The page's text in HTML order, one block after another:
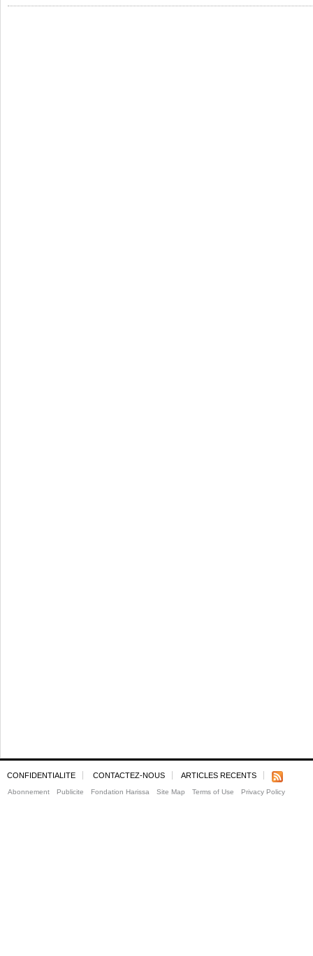
CONFIDENTIALITE CONTACTEZ-NOUS ARTICLES RECENTS
Abonnement Publicite Fondation Harissa Site Map Terms of Use Privacy Policy